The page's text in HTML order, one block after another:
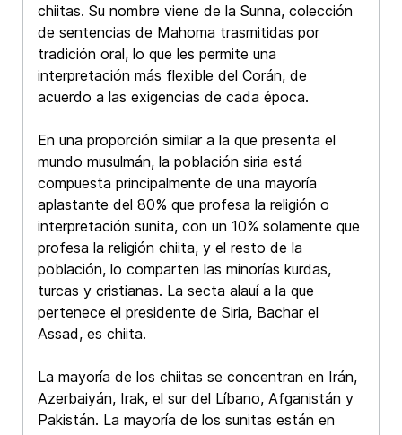
chiitas. Su nombre viene de la Sunna, colección
de sentencias de Mahoma trasmitidas por
tradición oral, lo que les permite una
interpretación más flexible del Corán, de
acuerdo a las exigencias de cada época.
En una proporción similar a la que presenta el
mundo musulmán, la población siria está
compuesta principalmente de una mayoría
aplastante del 80% que profesa la religión o
interpretación sunita, con un 10% solamente que
profesa la religión chiita, y el resto de la
población, lo comparten las minorías kurdas,
turcas y cristianas. La secta alauí a la que
pertenece el presidente de Siria, Bachar el
Assad, es chiita.
La mayoría de los chiitas se concentran en Irán,
Azerbaiyán, Irak, el sur del Líbano, Afganistán y
Pakistán. La mayoría de los sunitas están en